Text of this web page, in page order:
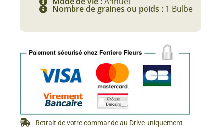
Nombre de graines ou poids : 1 Bulbe
Retrait de votre commande au Drive uniquement